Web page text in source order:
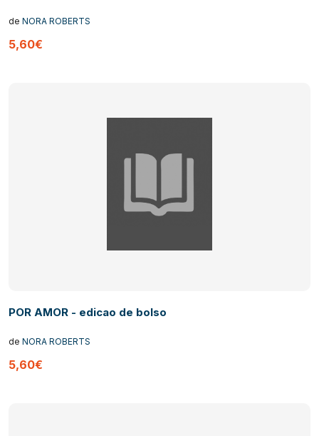
de NORA ROBERTS
5,60€
POR AMOR - edicao de bolso
de NORA ROBERTS
5,60€